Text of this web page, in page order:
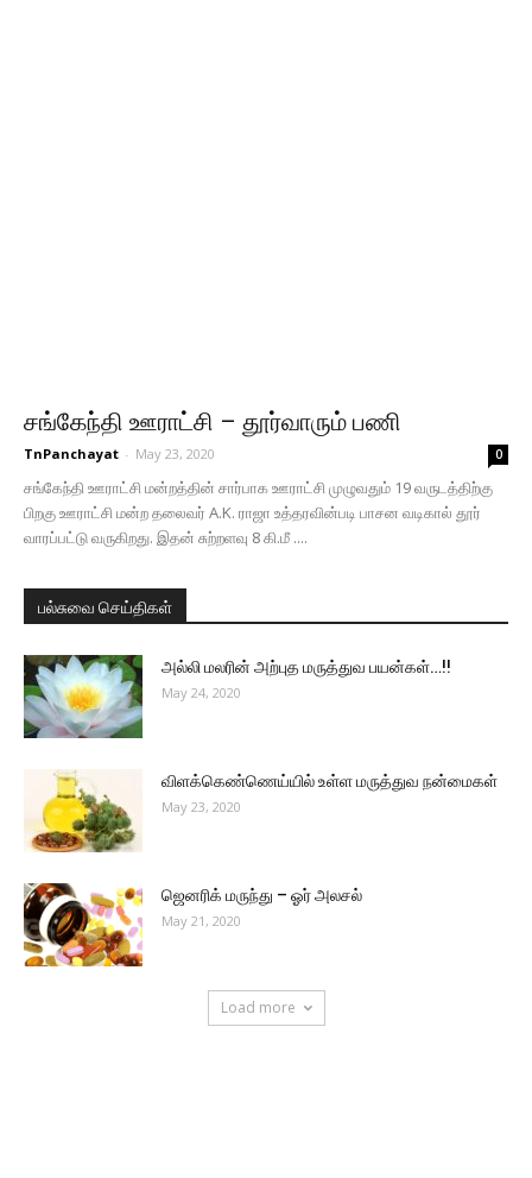
சங்கேந்தி ஊராட்சி – தூர்வாரும் பணி
TnPanchayat - May 23, 2020 0
சங்கேந்தி ஊராட்சி மன்றத்தின் சார்பாக ஊராட்சி முழுவதும் 19 வருடத்திற்கு
பிறகு ஊராட்சி மன்ற தலைவர் A.K. ராஜா உத்தரவின்படி பாசன வடிகால் தூர்
வாரப்பட்டு வருகிறது. இதன் சுற்றளவு 8 கி.மீ ....
பல்சுவை செய்திகள்
அல்லி மலரின் அற்புத மருத்துவ பயன்கள்…!!
May 24, 2020
விளக்கெண்ணெய்யில் உள்ள மருத்துவ நன்மைகள்
May 23, 2020
ஜெனரிக் மருந்து – ஓர் அலசல்
May 21, 2020
Load more